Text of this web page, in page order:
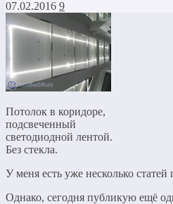
07.02.2016 9
Потолок в коридоре,
подсвеченный
светодиодной лентой.
Без стекла.
У меня есть уже несколько
Однако, сегодня публикую ещё